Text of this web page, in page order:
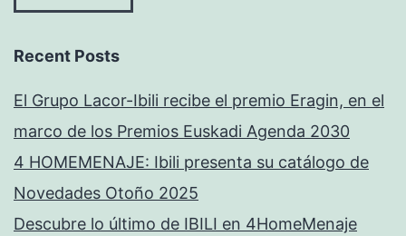
Recent Posts
El Grupo Lacor-Ibili recibe el premio Eragin, en el
marco de los Premios Euskadi Agenda 2030
4 HOMEMENAJE: Ibili presenta su catálogo de
Novedades Otoño 2025
Descubre lo último de IBILI en 4HomeMenaje